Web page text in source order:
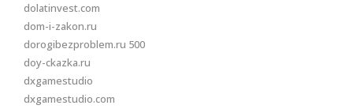
dolatinvest.com
dom-i-zakon.ru
dorogibezproblem.ru 500
doy-ckazka.ru
dxgamestudio
dxgamestudio.com